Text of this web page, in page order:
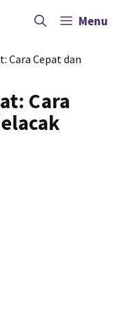
Menu
Cara Cepat dan
Cara